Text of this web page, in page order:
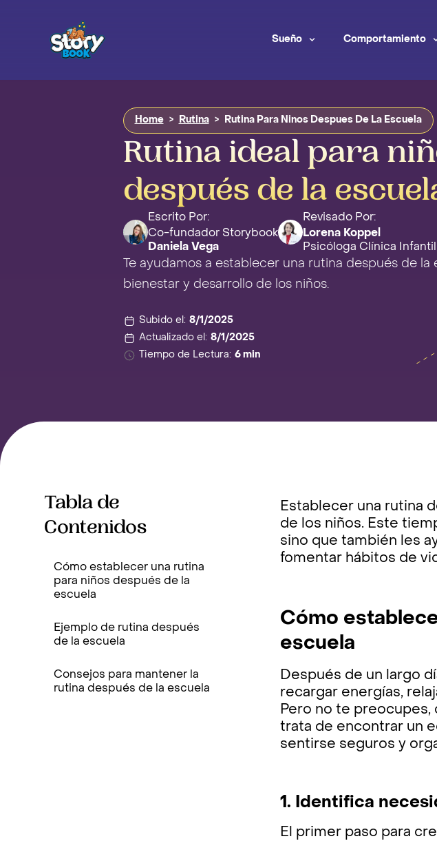
Sueño Comportamiento
Home > Rutina > Rutina Para Ninos Despues De La Escuela
Rutina ideal para
después de la
Escrito Por:
Co-fundador Storybook
Daniela Vega
Revisado Por:
Lorena Koppel
Psicóloga Clínica Infantil
Te ayudamos a establecer una rutina después de la
bienestar y desarrollo de los niños.
Subido el: 8/1/2025
Actualizado el: 8/1/2025
Tiempo de Lectura: 6 min
Tabla de
Contenidos
Cómo establecer una rutina
para niños después de la
escuela
Ejemplo de rutina después
de la escuela
Consejos para mantener la
rutina después de la escuela
Establecer una rutina
de los niños. Este
sino que también les
fomentar hábitos de
Cómo
escuela
Después de un largo
recargar energías,
Pero no te preocupes,
trata de encontrar un
sentirse seguros y
1. Identifica
El primer paso para